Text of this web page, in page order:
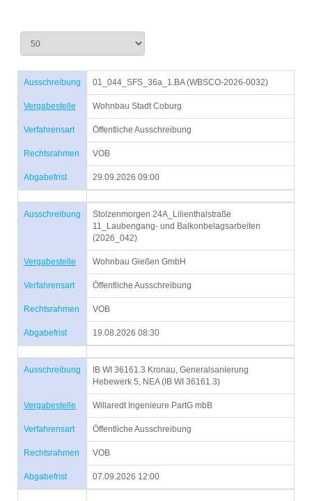
Ausschreibung 01_044_SFS_36a_1.BA (WBSCO-2026-0032)
Vergabestelle Wohnbau Stadt Coburg
Verfahrensart Öffentliche Ausschreibung
Rechtsrahmen VOB
Abgabefrist 29.09.2026 09:00
Ausschreibung
Stolzenmorgen 24A_Lilienthalstraße
11_Laubengang- und Balkonbelagsarbeiten
(2026_042)
Vergabestelle Wohnbau Gießen GmbH
Verfahrensart Öffentliche Ausschreibung
Rechtsrahmen VOB
Abgabefrist 19.08.2026 08:30
Ausschreibung
IB WI 36161.3 Kronau, Generalsanierung
Hebewerk 5, NEA (IB WI 36161.3)
Vergabestelle Willaredt Ingenieure PartG mbB
Verfahrensart Öffentliche Ausschreibung
Rechtsrahmen VOB
Abgabefrist 07.09.2026 12:00